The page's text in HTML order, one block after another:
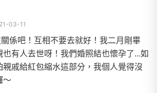
03-11
係吧！互相不要去就好！我二月剛畢
也有人去世呀！我們婚照結也懷孕了...如
親戚給紅包縮水這部分，我個人覺得沒
～